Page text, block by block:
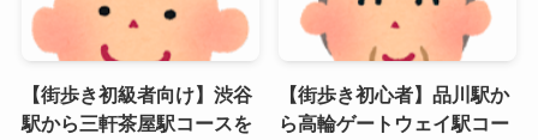
【街歩き初級者向け】渋谷
駅から三軒茶屋駅コースを
【街歩き初心者】品川駅か
ら高輪ゲートウェイ駅コー